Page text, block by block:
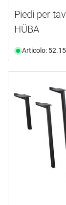
Piedi per
HÜBA
Articolo: